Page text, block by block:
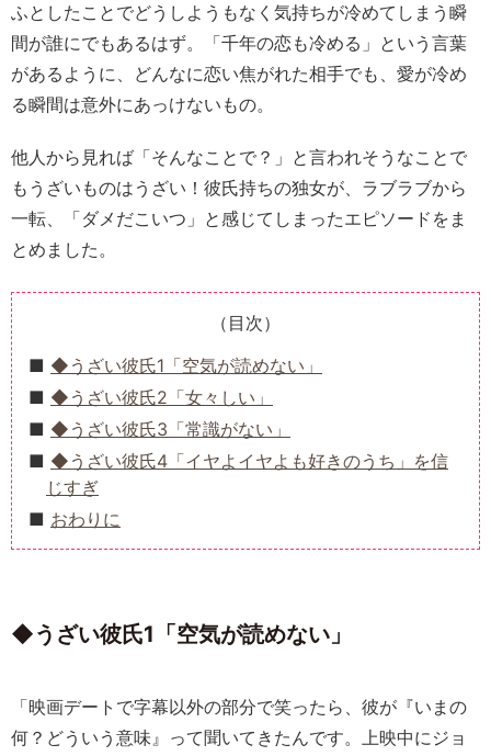
ふとしたことでどうしようもなく気持ちが冷めてしまう瞬
間が誰にでもあるはず。「千年の恋も冷める」という言葉
があるように、どんなに恋い焦がれた相手でも、愛が冷め
る瞬間は意外にあっけないもの。
他人から見れば「そんなことで？」と言われそうなことで
もうざいものはうざい！彼氏持ちの独女が、ラブラブから
一転、「ダメだこいつ」と感じてしまったエピソードをま
とめました。
（目次）
◆うざい彼氏1「空気が読めない」
◆うざい彼氏2「女々しい」
◆うざい彼氏3「常識がない」
◆うざい彼氏4「イヤよイヤよも好きのうち」を信
じすぎ
おわりに
◆うざい彼氏1「空気が読めない」
「映画デートで字幕以外の部分で笑ったら、彼が『いまの
何？どういう意味』って聞いてきたんです。上映中にジョ